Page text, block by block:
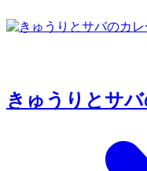
きゅうりとサ